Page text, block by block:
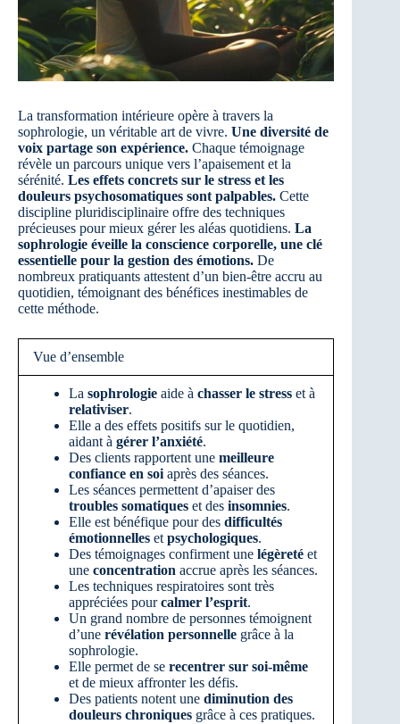
La transformation intérieure opère à travers la
sophrologie, un véritable art de vivre. Une diversité de
voix partage son expérience. Chaque témoignage
révèle un parcours unique vers l’apaisement et la
sérénité. Les effets concrets sur le stress et les
douleurs psychosomatiques sont palpables. Cette
discipline pluridisciplinaire offre des techniques
précieuses pour mieux gérer les aléas quotidiens. La
sophrologie éveille la conscience corporelle, une clé
essentielle pour la gestion des émotions. De
nombreux pratiquants attestent d’un bien-être accru au
quotidien, témoignant des bénéfices inestimables de
cette méthode.
Vue d’ensemble
La sophrologie aide à chasser le stress et à
relativiser.
Elle a des effets positifs sur le quotidien,
aidant à gérer l’anxiété.
Des clients rapportent une meilleure
confiance en soi après des séances.
Les séances permettent d’apaiser des
troubles somatiques et des insomnies.
Elle est bénéfique pour des difficultés
émotionnelles et psychologiques.
Des témoignages confirment une légèreté et
une concentration accrue après les séances.
Les techniques respiratoires sont très
appréciées pourcalmer l’esprit.
Un grand nombre de personnes témoignent
d’une révélation personnelle grâce à la
sophrologie.
Elle permet de se recentrer sur soi-même
et de mieux affronter les défis.
Des patients notent une diminution des
douleurs chroniques grâce à ces pratiques.